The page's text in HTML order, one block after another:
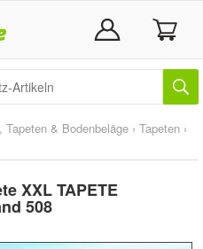
Tapeten & Bodenbeläge › Tapeten ›
XXL TAPETE
508